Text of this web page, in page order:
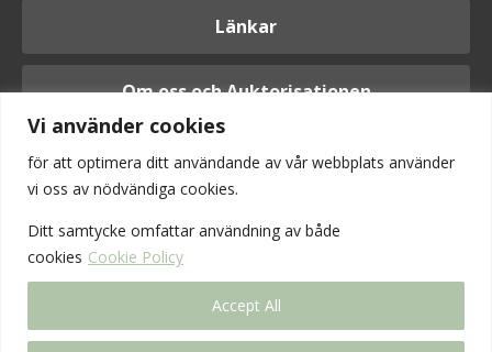
Vi använder cookies
för att optimera ditt användande av vår webbplats använder
vi oss av nödvändiga cookies.
Ditt samtycke omfattar användning av både
cookies Cookie Policy
Accept All
Länkar
Om oss och Auktorisationen
Logga in